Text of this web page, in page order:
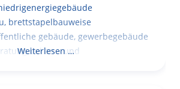
brettstapelbauweise
gebäude, gewerbegebäude
bei an – und
Weiterlesen …